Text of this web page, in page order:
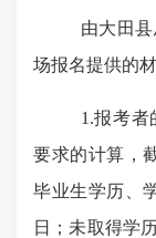
由大田
场报名提供的
1.报考
要求的计算，
毕业生学历、
日；未取得学